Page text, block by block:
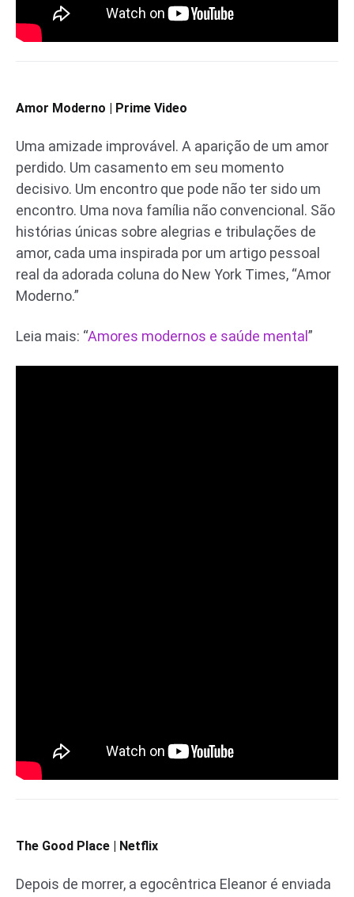
Amor Moderno | Prime Video
Uma amizade improvável. A aparição de um amor
perdido. Um casamento em seu momento
decisivo. Um encontro que pode não ter sido um
encontro. Uma nova família não convencional. São
histórias únicas sobre alegrias e tribulações de
amor, cada uma inspirada por um artigo pessoal
real da adorada coluna do New York Times, “Amor
Moderno.”
Leia mais: “Amores modernos e saúde mental”
The Good Place | Netflix
Depois de morrer, a egocêntrica Eleanor é enviada